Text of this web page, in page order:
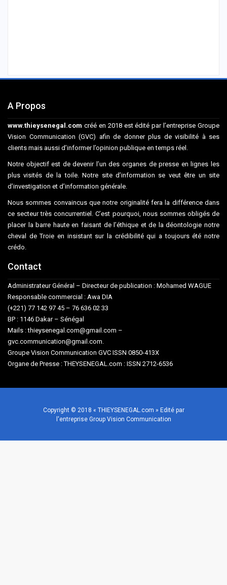
A Propos
www.thieysenegal.com créé en 2018 est édité par l’entreprise Groupe
Vision Communication (GVC) afin de donner plus de visibilité à ses
clients mais aussi d’informer l’opinion publique en temps réel.
Notre objectif est de devenir l’un des organes de presse en lignes les
plus visités de la toile. Notre site d’information se veut être un site
d’investigation et d’information générale.
Nous sommes convaincus que notre originalité fera la différence dans
ce secteur très concurrentiel. C’est pourquoi, nous sommes obligés de
placer la barre haute en faisant de l’éthique et de la déontologie notre
cheval de Troie en insistant sur la crédibilité qui a toujours été notre
crédo.
Contact
Administrateur Général – Directeur de publication : Mohamed WAGUE
Responsable commercial : Awa DIA
(+221) 77 142 97 45 – 76 636 02 33
BP : 1146 Dakar – Sénégal
Mails : thieysenegal.com@gmail.com –
gvc.communication@gmail.com.
Groupe Vision Communication GVC ISSN 0850-413X
Organe de Presse : THEYSENEGAL.com : ISSN 2712-6536
Copyright © 2018 « THIEYSENEGAL.com » Edité par
l'entreprise Group Vision Communication